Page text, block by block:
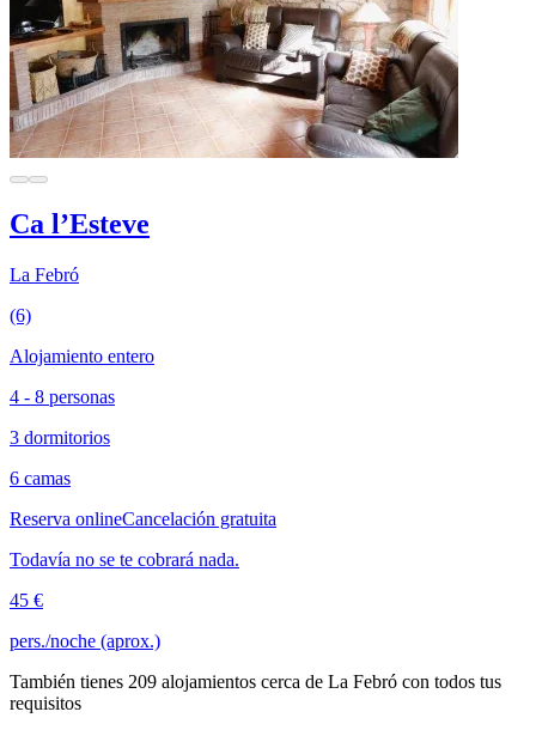
Ca l’Esteve
La Febró
(6)
Alojamiento entero
4 - 8 personas
3 dormitorios
6 camas
Reserva onlineCancelación gratuita
Todavía no se te cobrará nada.
45 €
pers./noche (aprox.)
También tienes 209 alojamientos cerca de La Febró con todos tus
requisitos